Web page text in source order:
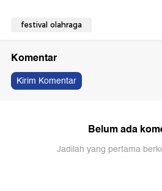
festival olahraga
Komentar
Kirim Komentar
Belum ada
Jadilah yang pertama